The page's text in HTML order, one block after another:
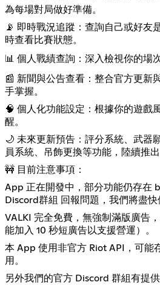
為每場對局做好準備。
📡 即時戰況追蹤：查詢自己或好友
時查看比賽狀態。
📊 個人戰績查詢：深入檢視你的場
📰 新聞與公告查看：整合官方更新
手掌握。
🧠 個人化功能設定：根據你的遊戲
醒。
🌙 未來更新預告：評分系統、武器
員系統、吊飾更換等功能，陸續推出
🚧 目前注意事項：
App 正在開發中，部分功能仍存在
Discord群組 回報問題，我們將盡快
VALKI 完全免費，無強制滿版廣告
能加入 10 秒短廣告以支援營運）。
本 App 使用非官方 Riot API，可能
用。
另外我們的官方 Discord 群組有提